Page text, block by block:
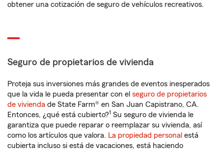
obtener una cotización de seguro de vehículos recreativos.
Seguro de propietarios de vivienda
Proteja sus inversiones más grandes de eventos inesperados
que la vida le pueda presentar con el seguro de propietarios
de vivienda de State Farm® en San Juan Capistrano, CA.
Entonces, ¿qué está cubierto?1 Su seguro de vivienda le
garantiza que puede reparar o reemplazar su vivienda, así
como los artículos que valora. La propiedad personal está
cubierta incluso si está de vacaciones, está haciendo